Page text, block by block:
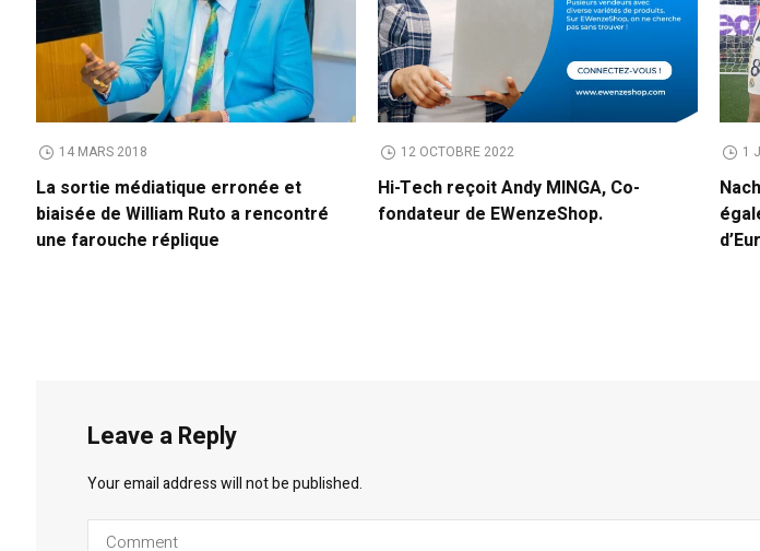
14 MARS 2018
La sortie médiatique erronée et
biaisée de William Ruto a rencontré
une farouche réplique
12 OCTOBRE 2022
Hi-Tech reçoit Andy MINGA, Co-
fondateur de EWenzeShop.
1
Leave a Reply
Your email address will not be published.